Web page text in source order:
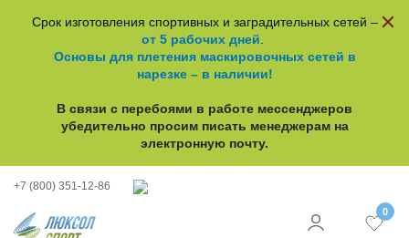
Срок изготовления спортивных и заградительных сетей –
от 5 рабочих дней
Основы для плетения маскировочных сетей в
нарезке – в наличии!
В связи с перебоями в работе мессенджеров
убедительно просим писать менеджерам на
электронную почту.
+7 (800) 351-12-86
0